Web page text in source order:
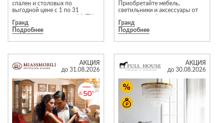
Двери
Входные двери
Детская
мебель
Детские кровати
Сантехника
Душ
каналы и трапы
Душевые
ограждения и
поддоны
доски
Сушилки
Текстиль
Товары для
спален и столовых по
выгодной цене с 1 по 31
«Гранд».
Гранд
Подробнее
Приобретайте мебель,
светильники и аксессуары от
привлекательных условиях!*
акции участвуют
исключительно новые
предметы интерьера. Каждая
модель проходит тщательную
проверку перед продажей;
гарантия производителя
распространяется на всю
Гранд
Подробнее
АКЦИЯ
до 31.08.2026
АКЦИЯ
до 30.08.2026